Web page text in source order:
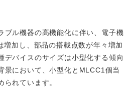
ブル機器の高機能化に伴い、電子機
増加し、部品の搭載点数が年々増加
デバイスのサイズは小型化する傾向
景において、小型化とMLCC1個当
られています。